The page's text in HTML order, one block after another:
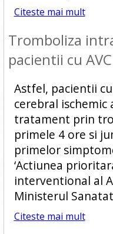
Citeste mai mult
Tromboliza
pacientii cu
Astfel, pacientii
cerebral
tratament prin
primele 4 ore si
primelor
‘Actiunea
interventional al
Ministerul
Citeste mai mult